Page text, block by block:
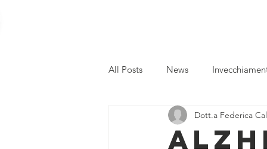
All Posts News
Psicologia Neuropsicologia
Dott.a Federica